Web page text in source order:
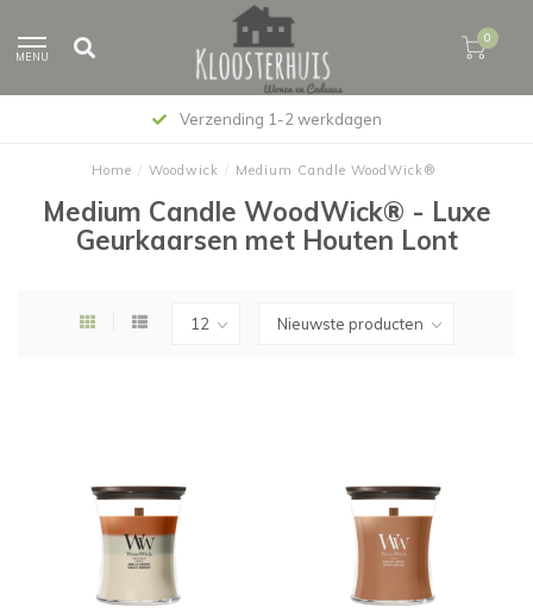
MENU
0
Verzending 1-2 werkdagen
Home / Woodwick / Medium Candle WoodWick®
Medium Candle WoodWick® - Luxe
Geurkaarsen met Houten Lont